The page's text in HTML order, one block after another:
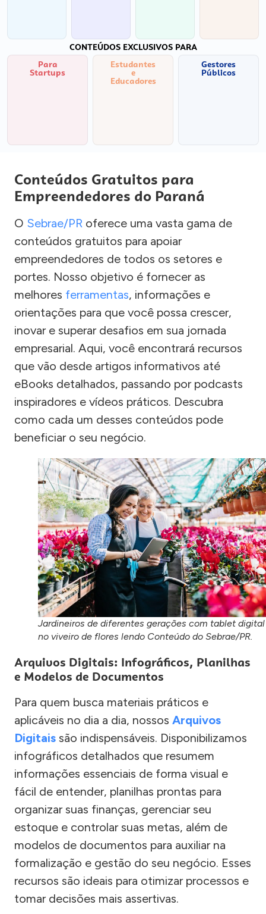
CONTEÚDOS EXCLUSIVOS PARA
Para
Startups
Estudantes
e
Educadores
Gestores
Públicos
Conteúdos Gratuitos para
Empreendedores do Paraná
O Sebrae/PR oferece uma vasta gama de
conteúdos gratuitos para apoiar
empreendedores de todos os setores e
portes. Nosso objetivo é fornecer as
melhores ferramentas, informações e
orientações para que você possa crescer,
inovar e superar desafios em sua jornada
empresarial. Aqui, você encontrará recursos
que vão desde artigos informativos até
eBooks detalhados, passando por podcasts
inspiradores e vídeos práticos. Descubra
como cada um desses conteúdos pode
beneficiar o seu negócio.
Jardineiros de diferentes gerações com tablet digital
no viveiro de flores lendo Conteúdo do Sebrae/PR.
Arquivos Digitais: Infográficos, Planilhas
e Modelos de Documentos
Para quem busca materiais práticos e
aplicáveis no dia a dia, nossos Arquivos
Digitais são indispensáveis. Disponibilizamos
infográficos detalhados que resumem
informações essenciais de forma visual e
fácil de entender, planilhas prontas para
organizar suas finanças, gerenciar seu
estoque e controlar suas metas, além de
modelos de documentos para auxiliar na
formalização e gestão do seu negócio. Esses
recursos são ideais para otimizar processos e
tomar decisões mais assertivas.